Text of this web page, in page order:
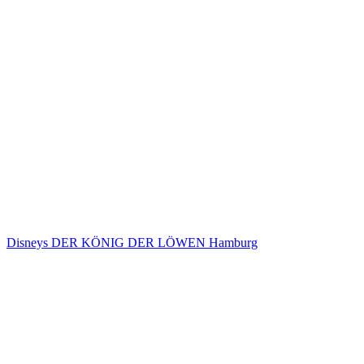
Disneys DER KÖNIG DER LÖWEN Hamburg